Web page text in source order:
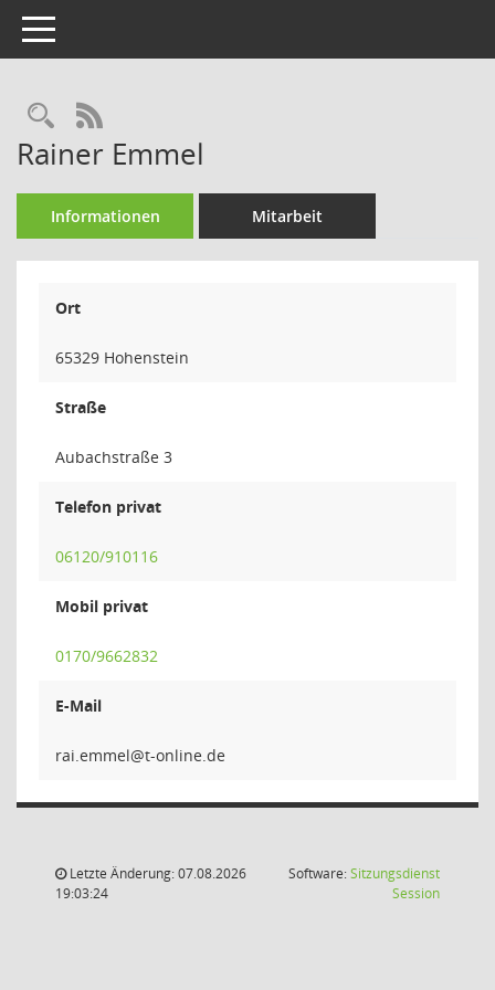
Toggle navigation
Rechercheauswahl
RSS-Feed
Rainer Emmel
Informationen Mitarbeit
Ort
65329 Hohenstein
Straße
Aubachstraße 3
Telefon privat
06120/910116
Mobil privat
0170/9662832
E-Mail
lemm
Letzte Änderung: 07.08.2026
19:03:24
Software:Sitzungsdienst
Session(Wird in